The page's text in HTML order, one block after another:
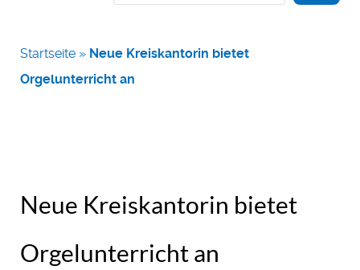
Startseite » Neue Kreiskantorin bietet
Orgelunterricht an
Neue Kreiskantorin bietet
Orgelunterricht an